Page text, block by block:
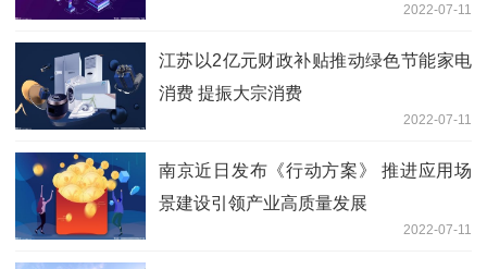
2022-07-11
江苏以2亿元财政补贴推动绿色节能家电
消费 提振大宗消费
2022-07-11
南京近日发布《行动方案》 推进应用场
景建设引领产业高质量发展
2022-07-11